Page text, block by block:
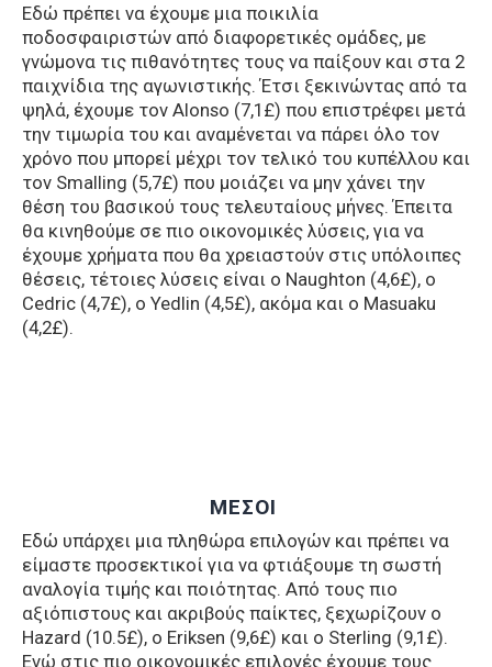
Εδώ πρέπει να έχουμε μια ποικιλία
ποδοσφαιριστών από διαφορετικές ομάδες, με
γνώμονα τις πιθανότητες τους να παίξουν και στα 2
παιχνίδια της αγωνιστικής. Έτσι ξεκινώντας από τα
ψηλά, έχουμε τον Alonso (7,1£) που επιστρέφει μετά
την τιμωρία του και αναμένεται να πάρει όλο τον
χρόνο που μπορεί μέχρι τον τελικό του κυπέλλου και
τον Smalling (5,7£) που μοιάζει να μην χάνει την
θέση του βασικού τους τελευταίους μήνες. Έπειτα
θα κινηθούμε σε πιο οικονομικές λύσεις, για να
έχουμε χρήματα που θα χρειαστούν στις υπόλοιπες
θέσεις, τέτοιες λύσεις είναι ο Naughton (4,6£), ο
Cedric (4,7£), ο Yedlin (4,5£), ακόμα και ο Masuaku
(4,2£).
ΜΕΣΟΙ
Εδώ υπάρχει μια πληθώρα επιλογών και πρέπει να
είμαστε προσεκτικοί για να φτιάξουμε τη σωστή
αναλογία τιμής και ποιότητας. Από τους πιο
αξιόπιστους και ακριβούς παίκτες, ξεχωρίζουν ο
Hazard (10.5£), ο Eriksen (9,6£) και ο Sterling (9,1£).
Ενώ στις πιο οικονομικές επιλογές έχουμε τους